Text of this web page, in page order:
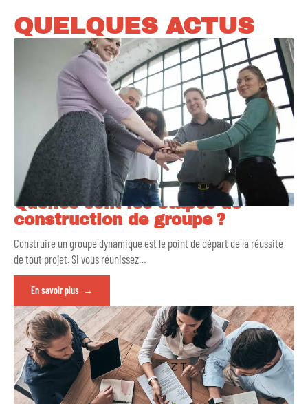
QUELQUES ACTUS
Quelles sont les étapes de
construction de groupe ?
Construire un groupe dynamique est le point de départ de la réussite
de tout projet. Si vous réunissez…
En savoir plus